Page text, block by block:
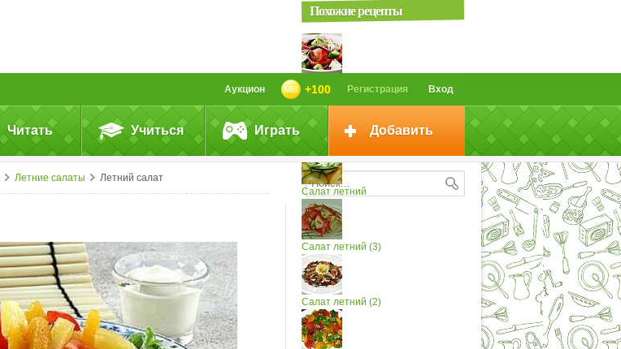
Вход
Регистрация
+100
Аукцион
Читать Учиться Играть Добавить
Летние салаты Летний салат
Похожие рецепты
Салат «Летний»
Салат летний
Салат летний (3)
Салат летний (2)